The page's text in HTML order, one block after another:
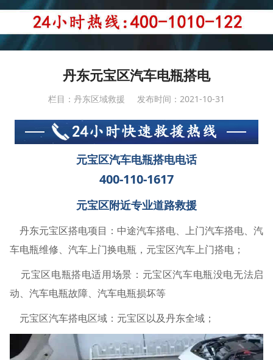
丹东元宝区汽车电瓶搭电
栏目：丹东区域救援 发布时间：2021-10-31
元宝区汽车电瓶搭电电话
400-110-1617
元宝区附近专业道路救援
丹东元宝区搭电项目：中途汽车搭电、上门汽车搭电、汽
车电瓶维修、汽车上门换电瓶，元宝区汽车上门搭电；
元宝区电瓶搭电适用场景：元宝区汽车电瓶没电无法启
动、汽车电瓶故障、汽车电瓶损坏等
元宝区汽车搭电区域：元宝区以及丹东全域；